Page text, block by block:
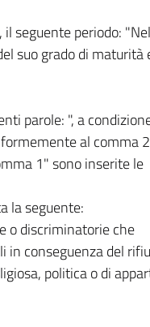
seguente periodo: "Nel
suo grado di maturità
parole: ", a
al comma
1" sono inserite le
la seguente:
o discriminatorie che
conseguenza del
politica o di